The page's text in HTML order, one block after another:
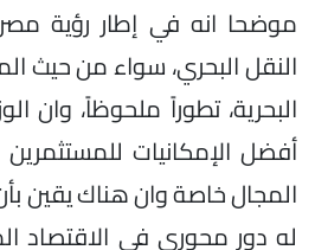
النقل البحري، سواء من حيث
البحرية، تطوراً ملحوظاً، وان
أفضل الإمكانيات
المجال خاصة وان هناك يقين
له دور محوري في الاقتصاد